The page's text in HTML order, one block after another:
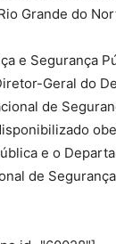
Grande do
e Segurança
Geral do
de
e o
de